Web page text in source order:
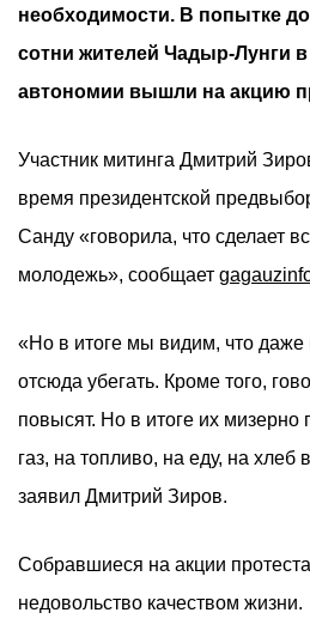
необходимости. В попытке
сотни жителей Чадыр-Лунги в
автономии вышли на акцию
Участник митинга Дмитрий
время президентской
Санду «говорила, что сделает
молодежь», сообщает
«Но в итоге мы видим, что даже
отсюда убегать. Кроме того,
повысят. Но в итоге их
газ, на топливо, на еду, на хлеб
заявил Дмитрий Зиров.
Собравшиеся на акции
недовольство качеством жизни.